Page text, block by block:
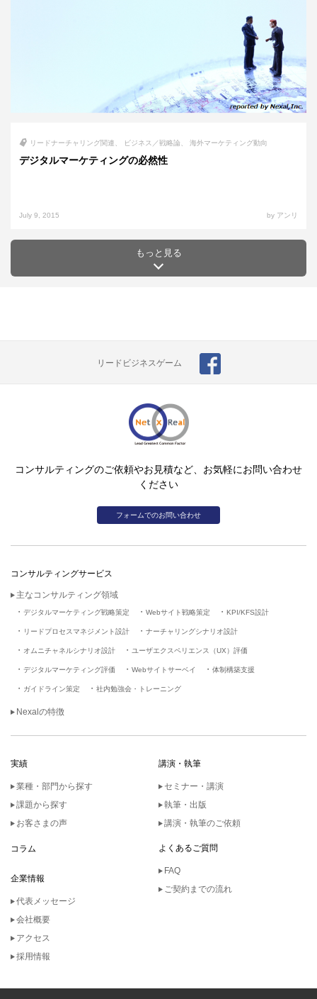
リードナーチャリング関連 ビジネス／戦略論 海外マーケティング動向
デジタルマーケティングの必然性
July 9, 2015 by アンリ
もっと見る
リードビジネスゲーム
コンサルティングのご依頼やお見積など、お気軽にお問い合わせ
ください
フォームでのお問い合わせ
コンサルティングサービス
主なコンサルティング領域
デジタルマーケティング戦略策定 Webサイト戦略策定 KPI/KFS設計
リードプロセスマネジメント設計 ナーチャリングシナリオ設計
オムニチャネルシナリオ設計 ユーザエクスペリエンス（UX）評価
デジタルマーケティング評価 Webサイトサーベイ 体制構築支援
ガイドライン策定 社内勉強会・トレーニング
Nexalの特徴
実績
業種・部門から探す
課題から探す
お客さまの声
講演・執筆
セミナー・講演
執筆・出版
講演・執筆のご依頼
コラム
企業情報
代表メッセージ
会社概要
アクセス
採用情報
よくあるご質問
FAQ
ご契約までの流れ